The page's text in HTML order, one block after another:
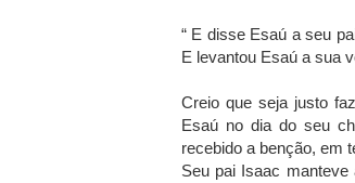
“ E disse Esaú a seu
E levantou Esaú a sua
Creio que seja justo
Esaú no dia do seu
recebido a benção, em
Seu pai Isaac